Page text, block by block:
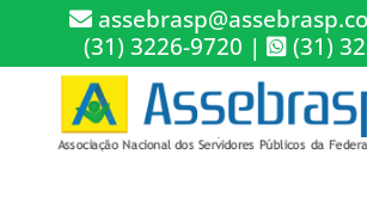
(31) 3226-9720 | (31)